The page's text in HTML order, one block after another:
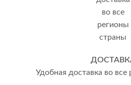
Удобная доставка во